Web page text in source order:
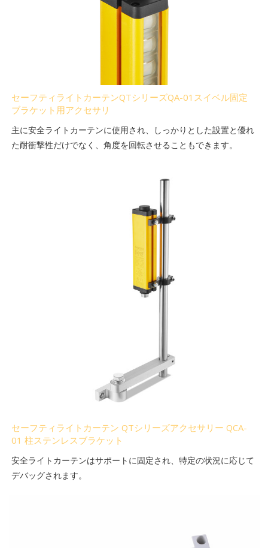
セーフティライトカーテンQTシリーズQA-01スイベル固定
ブラケット用アクセサリ
主に安全ライトカーテンに使用され、しっかりとした設置と優れ
た耐衝撃性だけでなく、角度を回転させることもできます。
セーフティライトカーテン QTシリーズアクセサリー QCA-
01 柱ステンレスブラケット
安全ライトカーテンはサポートに固定され、特定の状況に応じて
デバッグされます。